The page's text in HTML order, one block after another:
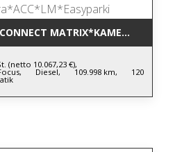
(netto 10.067,23 €),
Diesel, 109.998 km, 120